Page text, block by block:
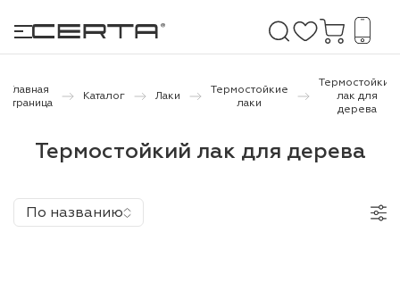
Главная
страница
Каталог Лаки
Термостойкие
лаки
Термостойкий
лак для
дерева
Термостойкий лак для дерева
По названию